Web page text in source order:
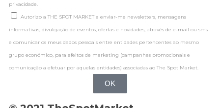
privacidade.
Autorizo a THE SPOT MARKET a enviar-me newsletters, mensagens
informativas, divulgação de eventos, ofertas e novidades, através de e-mail ou sms
e comunicar os meus dados pessoais entre entidades pertencentes ao mesmo
grupo económico, para efeitos de marketing (campanhas promocionais e
comunicação a efetuar por aquelas entidades) associadas ao The Spot Market.
OK